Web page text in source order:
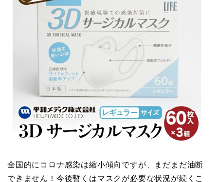
全国的にコロナ感染は縮小傾向ですが、まだまだ油断
できません！今後暫くはマスクが必要な状況が続くこ